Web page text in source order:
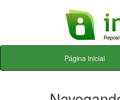
Skip
Página inicial